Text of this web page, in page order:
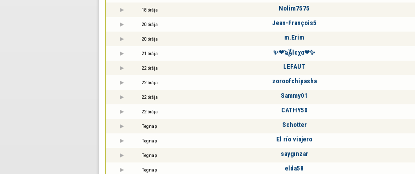
18 órája Nolim7575
20 órája Jean-François5
20 órája m.Erim
21 órája ✨❤๖ۣۜAƖєχα❤✨
22 órája LEFAUT
22 órája zoroofchipasha
22 órája Sammy01
22 órája CATHY50
Tegnap Schotter
Tegnap El río viajero
Tegnap saygınzar
Tegnap elda58